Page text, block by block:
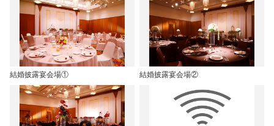
結婚披露宴会場① 結婚披露宴会場②